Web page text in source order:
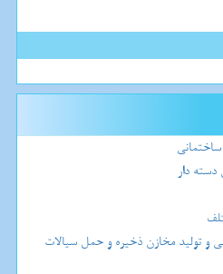
دسته دار
و تولید مخازن ذخیره و حمل سیالات